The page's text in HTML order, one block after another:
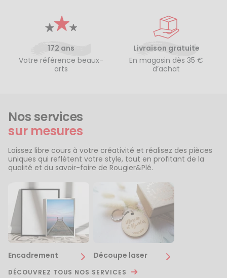
172 ans
Votre référence beaux-
arts
Livraison gratuite
En magasin dès 35 €
d’achat
Nos services
sur mesures
Laissez libre cours à votre créativité et réalisez des pièces
uniques qui reflètent votre style, tout en profitant de la
qualité et du savoir-faire de Rougier&Plé.
Encadrement Découpe laser
DÉCOUVREZ TOUS NOS SERVICES